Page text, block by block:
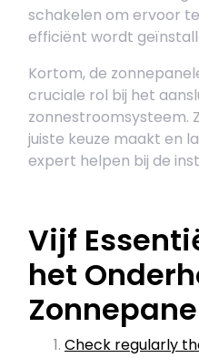
schakelen om ervoor
efficiënt wordt
Kortom, de
cruciale rol bij het
zonnestroomsysteem.
juiste keuze maakt en
expert helpen bij de
Vijf
het
Check regularly